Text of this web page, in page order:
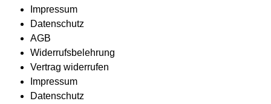
Impressum
Datenschutz
AGB
Widerrufsbelehrung
Vertrag widerrufen
Impressum
Datenschutz